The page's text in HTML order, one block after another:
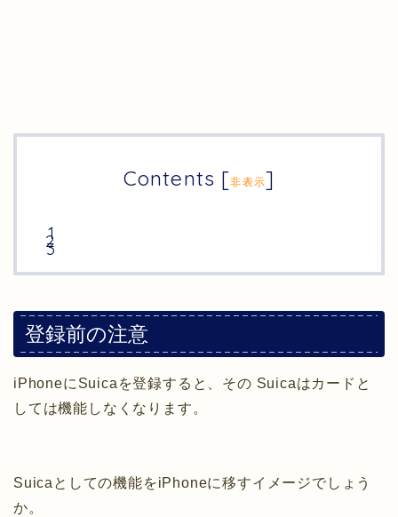
Contents [非表示]
登録前の注意
iPhoneにSuicaを登録すると、その Suicaはカードと
しては機能しなくなります。
Suicaとしての機能をiPhoneに移すイメージでしょう
か。